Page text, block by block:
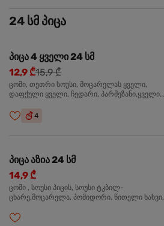
24 სმ პიცა
პიცა 4 ყველი 24 სმ
12,9 ₾15,9 ₾
ცომი, თეთრი სოუსი, მოცარელას ყველი,
დაფქული ყველი, ჩედარი, პარმეზანი,ყველი
4
პიცა აზია 24 სმ
14,9 ₾
ცომი , სოუსი პიცის, სოუსი ტკბილ-
ცხარე,მოცარელა, პომიდორი, წითელი ხახვი,
სეზამის მარცვლის ნაზავი, ქინძი, ორეგანო